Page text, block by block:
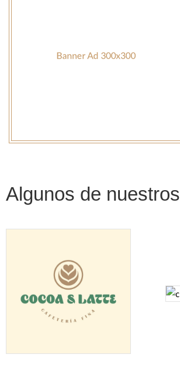
Algunos de nuestros